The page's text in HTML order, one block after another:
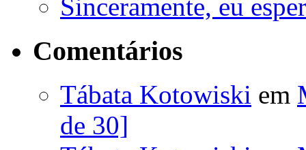
Sinceramente, eu
Comentários
Tábata Kotowiski em
de 30]